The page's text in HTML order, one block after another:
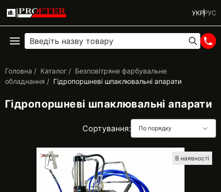
УКРРУС
Головна Каталог
Безповітряне фарбувальне
обладнання
Гідропоршневі шпаклювальні апарати
Гідропоршневі шпаклювальні апарати
Сортування: По порядку
В наявності